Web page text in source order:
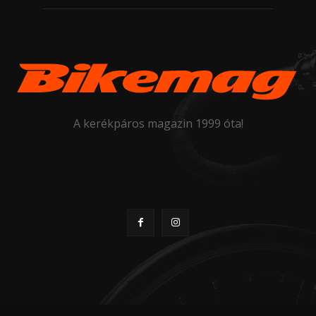
A kerékpáros magazin 1999 óta!